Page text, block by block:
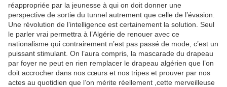
réappropriée par la jeunesse à qui on doit donner une
perspective de sortie du tunnel autrement que celle de l’évasion.
Une révolution de l’intelligence est certainement la solution. Seul
le parler vrai permettra à l’Algérie de renouer avec ce
nationalisme qui contrairement n’est pas passé de mode, c’est un
puissant stimulant. On l’aura compris, la mascarade du drapeau
par foyer ne peut en rien remplacer le drapeau algérien que l’on
doit accrocher dans nos cœurs et nos tripes et prouver par nos
actes au quotidien que l’on mérite réellement ,cette merveilleuse